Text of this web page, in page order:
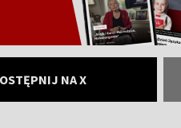
NA X